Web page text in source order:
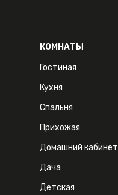
КОМНАТЫ
Гостиная
Кухня
Спальня
Прихожая
Домашний кабинет
Дача
Детская